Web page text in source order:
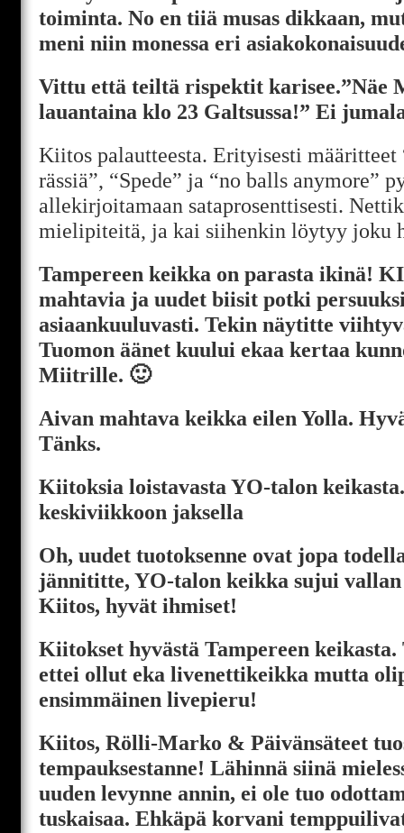
toiminta. No en tiiä musas dikkaan,
meni niin monessa eri
Vittu että teiltä rispektit karisee.”Näe
lauantaina klo 23 Galtsussa!” Ei
Kiitos palautteesta. Erityisesti määritteet
rässiä”, “Spede” ja “no balls anymore”
allekirjoitamaan sataprosenttisesti.
mielipiteitä, ja kai siihenkin löytyy joku
Tampereen keikka on parasta ikinä!
mahtavia ja uudet biisit potki
asiaankuuluvasti. Tekin näytitte
Tuomon äänet kuului ekaa kertaa
Miitrille. 🙂
Aivan mahtava keikka eilen Yolla.
Tänks.
Kiitoksia loistavasta YO-talon
keskiviikkoon jaksella
Oh, uudet tuotoksenne ovat jopa
jännititte, YO-talon keikka sujui
Kiitos, hyvät ihmiset!
Kiitokset hyvästä Tampereen
ettei ollut eka livenettikeikka mutta
ensimmäinen livepieru!
Kiitos, Rölli-Marko & Päivänsäteet
tempauksestanne! Lähinnä siinä
uuden levynne annin, ei ole tuo
tuskaisaa. Ehkäpä korvani